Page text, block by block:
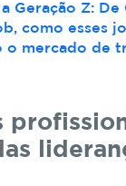
Geração Z:
como esses
o mercado de